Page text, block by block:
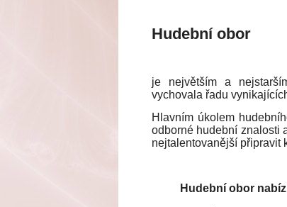
Hudební obor
je největším a
vychovala řadu
Hlavním úkolem
odborné hudební znalosti
nejtalentovanější připravit
Hudební obor